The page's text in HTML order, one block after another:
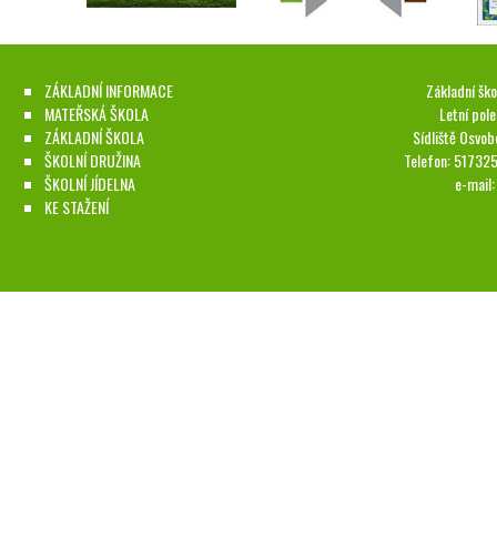
ZÁKLADNÍ INFORMACE
MATEŘSKÁ ŠKOLA
ZÁKLADNÍ ŠKOLA
ŠKOLNÍ DRUŽINA
ŠKOLNÍ JÍDELNA
KE STAŽENÍ
Základní
Letní
Sídliště
Telefon:
e-mail: